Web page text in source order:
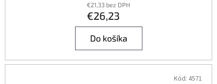
€21,33 bez DPH
€26,23
Do košíka
Kód: 4571